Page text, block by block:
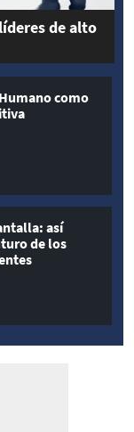
de alto
como
así
de los